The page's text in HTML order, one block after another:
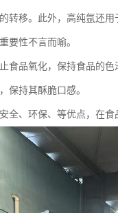
转移。此外，高纯氩还
要性不言而喻。
食品氧化，保持食品的
保持其酥脆口感。
全、环保、等优点，在食